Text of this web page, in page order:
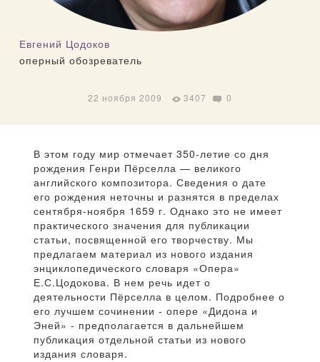
Евгений Цодоков
оперный обозреватель
22 ноября 2009 3407 0
В этом году мир отмечает 350-летие со дня
рождения Генри Пёрселла — великого
английского композитора. Сведения о дате
его рождения неточны и разнятся в пределах
сентября-ноября 1659 г. Однако это не имеет
практического значения для публикации
статьи, посвященной его творчеству. Мы
предлагаем материал из нового издания
энциклопедического словаря «Опера»
Е.С.Цодокова. В нем речь идет о
деятельности Пёрселла в целом. Подробнее о
его лучшем сочинении - опере «Дидона и
Эней» - предполагается в дальнейшем
публикация отдельной статьи из нового
издания словаря.